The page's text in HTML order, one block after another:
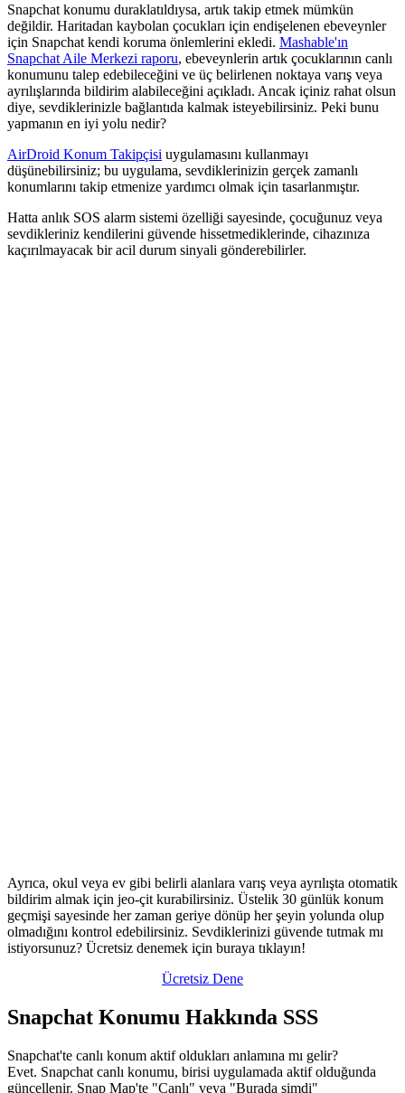
Snapchat konumu duraklatıldıysa, artık takip etmek mümkün
değildir. Haritadan kaybolan çocukları için endişelenen ebeveynler
için Snapchat kendi koruma önlemlerini ekledi. Mashable'ın
Snapchat Aile Merkezi raporu, ebeveynlerin artık çocuklarının canlı
konumunu talep edebileceğini ve üç belirlenen noktaya varış veya
ayrılışlarında bildirim alabileceğini açıkladı. Ancak içiniz rahat olsun
diye, sevdiklerinizle bağlantıda kalmak isteyebilirsiniz. Peki bunu
yapmanın en iyi yolu nedir?
AirDroid Konum Takipçisi uygulamasını kullanmayı
düşünebilirsiniz; bu uygulama, sevdiklerinizin gerçek zamanlı
konumlarını takip etmenize yardımcı olmak için tasarlanmıştır.
Hatta anlık SOS alarm sistemi özelliği sayesinde, çocuğunuz veya
sevdikleriniz kendilerini güvende hissetmediklerinde, cihazınıza
kaçırılmayacak bir acil durum sinyali gönderebilirler.
Ayrıca, okul veya ev gibi belirli alanlara varış veya ayrılışta otomatik
bildirim almak için jeo-çit kurabilirsiniz. Üstelik 30 günlük konum
geçmişi sayesinde her zaman geriye dönüp her şeyin yolunda olup
olmadığını kontrol edebilirsiniz. Sevdiklerinizi güvende tutmak mı
istiyorsunuz? Ücretsiz denemek için buraya tıklayın!
Ücretsiz Dene
Snapchat Konumu Hakkında SSS
Snapchat'te canlı konum aktif oldukları anlamına mı gelir?
Evet. Snapchat canlı konumu, birisi uygulamada aktif olduğunda
güncellenir. Snap Map'te "Canlı" veya "Burada şimdi"